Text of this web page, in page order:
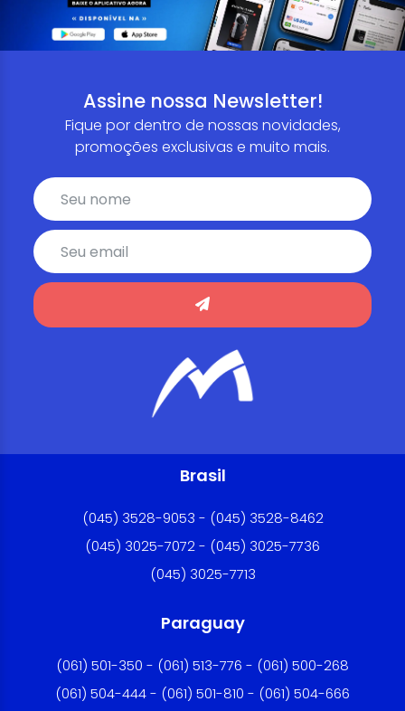
Assine nossa Newsletter!
Fique por dentro de nossas novidades,
promoções exclusivas e muito mais.
Brasil
(045) 3528-9053 - (045) 3528-8462
(045) 3025-7072 - (045) 3025-7736
(045) 3025-7713
Paraguay
(061) 501-350 - (061) 513-776 - (061) 500-268
(061) 504-444 - (061) 501-810 - (061) 504-666